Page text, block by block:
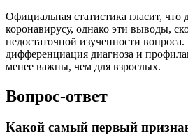
Официальная статистика гласит,
коронавирусу, однако эти выводы,
недостаточной изученности
дифференциация диагноза и
менее важны, чем для взрослых.
Вопрос-ответ
Какой самый первый